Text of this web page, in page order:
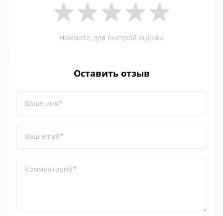
Нажмите, для быстрой оценки
Оставить отзыв
Ваше имя*
Ваш email*
Комментарий*